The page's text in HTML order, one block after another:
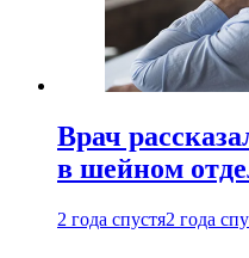
Врач
в шейном
2 года спустя2 года